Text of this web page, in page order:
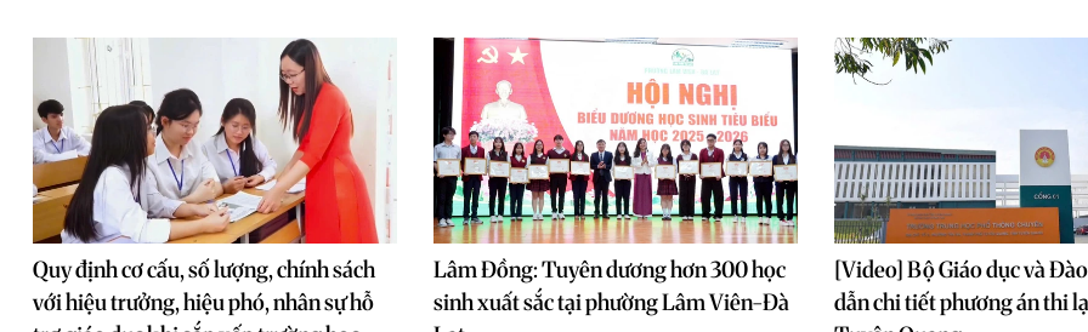
Quy định cơ cấu, số lượng, chính sách
với hiệu trưởng, hiệu phó, nhân sự hỗ
Lâm Đồng: Tuyên dương hơn 300 học
sinh xuất sắc tại phường Lâm Viên-Đà
[Video] Bộ Giáo dục và
dẫn chi tiết phương án thi